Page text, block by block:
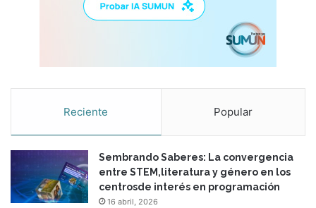
Reciente Popular
Sembrando Saberes: La convergencia
entre STEM,literatura y género en los
centrosde interés en programación
16 abril, 2026